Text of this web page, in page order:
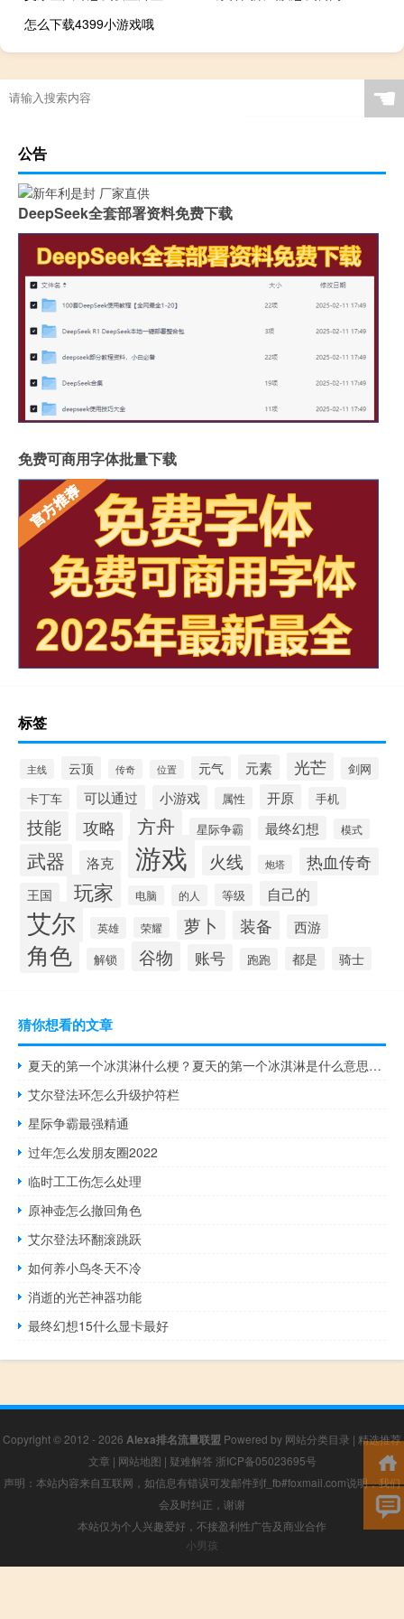
怎么下载4399小游戏哦
☚
公告
DeepSeek全套部署资料免费下载
免费可商用字体批量下载
标签
主线 云顶 传奇 位置 元气 元素 光芒 剑网
卡丁车 可以通过 小游戏 属性 开原 手机
技能 攻略 方舟 星际争霸 最终幻想 模式
武器 洛克 游戏 火线 炮塔 热血传奇
王国 玩家 电脑 的人 等级 自己的
艾尔 英雄 荣耀 萝卜 装备 西游
角色 解锁 谷物 账号 跑跑 都是 骑士
猜你想看的文章
夏天的第一个冰淇淋什么梗？夏天的第一个冰淇淋是什么意思什么梗
艾尔登法环怎么升级护符栏
星际争霸最强精通
过年怎么发朋友圈2022
临时工工伤怎么处理
原神壶怎么撤回角色
艾尔登法环翻滚跳跃
如何养小鸟冬天不冷
消逝的光芒神器功能
最终幻想15什么显卡最好
Copyright © 2012 - 2026 Alexa排名流量联盟 Powered by 网站分类目录 | 精选推荐
文章 | 网站地图 | 疑难解答 浙ICP备05023695号
声明：本站内容来自互联网，如信息有错误可发邮件到f_fb#foxmail.com说明，我们
会及时纠正，谢谢
本站仅为个人兴趣爱好，不接盈利性广告及商业合作
小男孩